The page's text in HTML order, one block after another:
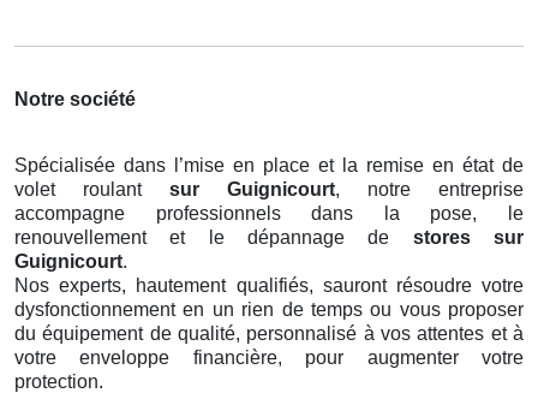
Notre société
Spécialisée dans l’mise en place et la remise en état de
volet roulant sur Guignicourt, notre entreprise
accompagne professionnels dans la pose, le
renouvellement et le dépannage de stores
sur
Guignicourt.
Nos experts, hautement qualifiés, sauront résoudre votre
dysfonctionnement en un rien de temps ou vous proposer
du équipement de qualité, personnalisé à vos attentes et à
votre enveloppe financière, pour augmenter votre
protection.